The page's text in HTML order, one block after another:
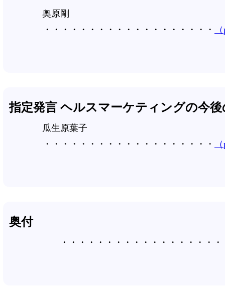
奥原剛
指定発言 ヘルスマーケティングの今後
瓜生原葉子
奥付